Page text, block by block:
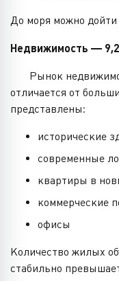
До моря можно
Недвижимость —
Рынок
отличается от
представлены:
исторические
современные
квартиры в
коммерческие
офисы
Количество жилых
стабильно